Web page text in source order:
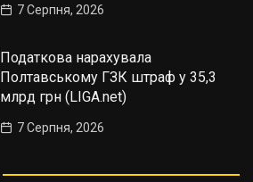
7 Серпня, 2026
Податкова нарахувала
Полтавському ГЗК штраф у 35,3
млрд грн (LIGA.net)
7 Серпня, 2026